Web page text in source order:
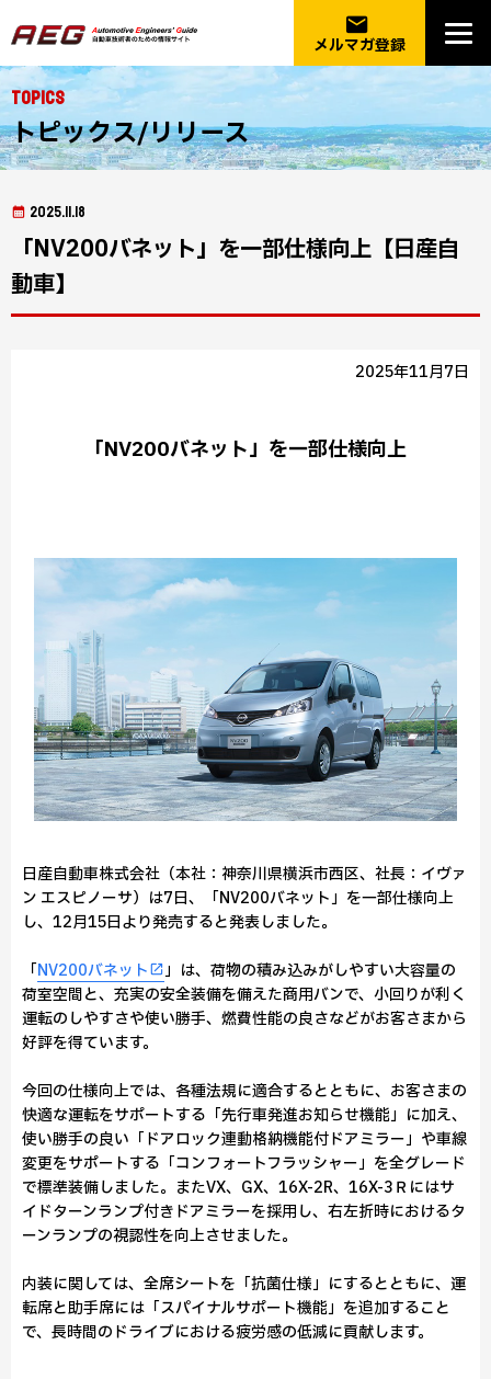
email
メルマガ登録
Topics
トピックス/リリース
2025.11.18
「NV200バネット」を一部仕様向上【日産自
動車】
2025年11月7日
「NV200バネット」を一部仕様向上
日産自動車株式会社（本社：神奈川県横浜市西区、社長：イヴァ
ン エスピノーサ）は7日、「NV200バネット」を一部仕様向上
し、12月15日より発売すると発表しました。
「NV200バネット
」は、荷物の積み込みがしやすい大容量の
荷室空間と、充実の安全装備を備えた商用バンで、小回りが利く
運転のしやすさや使い勝手、燃費性能の良さなどがお客さまから
好評を得ています。
今回の仕様向上では、各種法規に適合するとともに、お客さまの
快適な運転をサポートする「先行車発進お知らせ機能」に加え、
使い勝手の良い「ドアロック連動格納機能付ドアミラー」や車線
変更をサポートする「コンフォートフラッシャー」を全グレード
で標準装備しました。またVX、GX、16X-2R、16X-3Ｒにはサ
イドターンランプ付きドアミラーを採用し、右左折時におけるタ
ーンランプの視認性を向上させました。
内装に関しては、全席シートを「抗菌仕様」にするとともに、運
転席と助手席には「スパイナルサポート機能」を追加すること
で、長時間のドライブにおける疲労感の低減に貢献します。